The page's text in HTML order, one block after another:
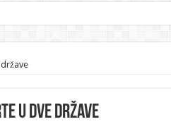
u dve države